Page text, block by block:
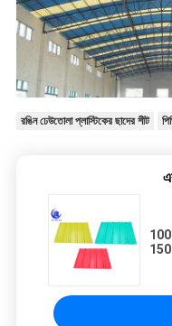
রঙিন ঢেউতোলা প্লাস্টিকের ছাদের শীট
150